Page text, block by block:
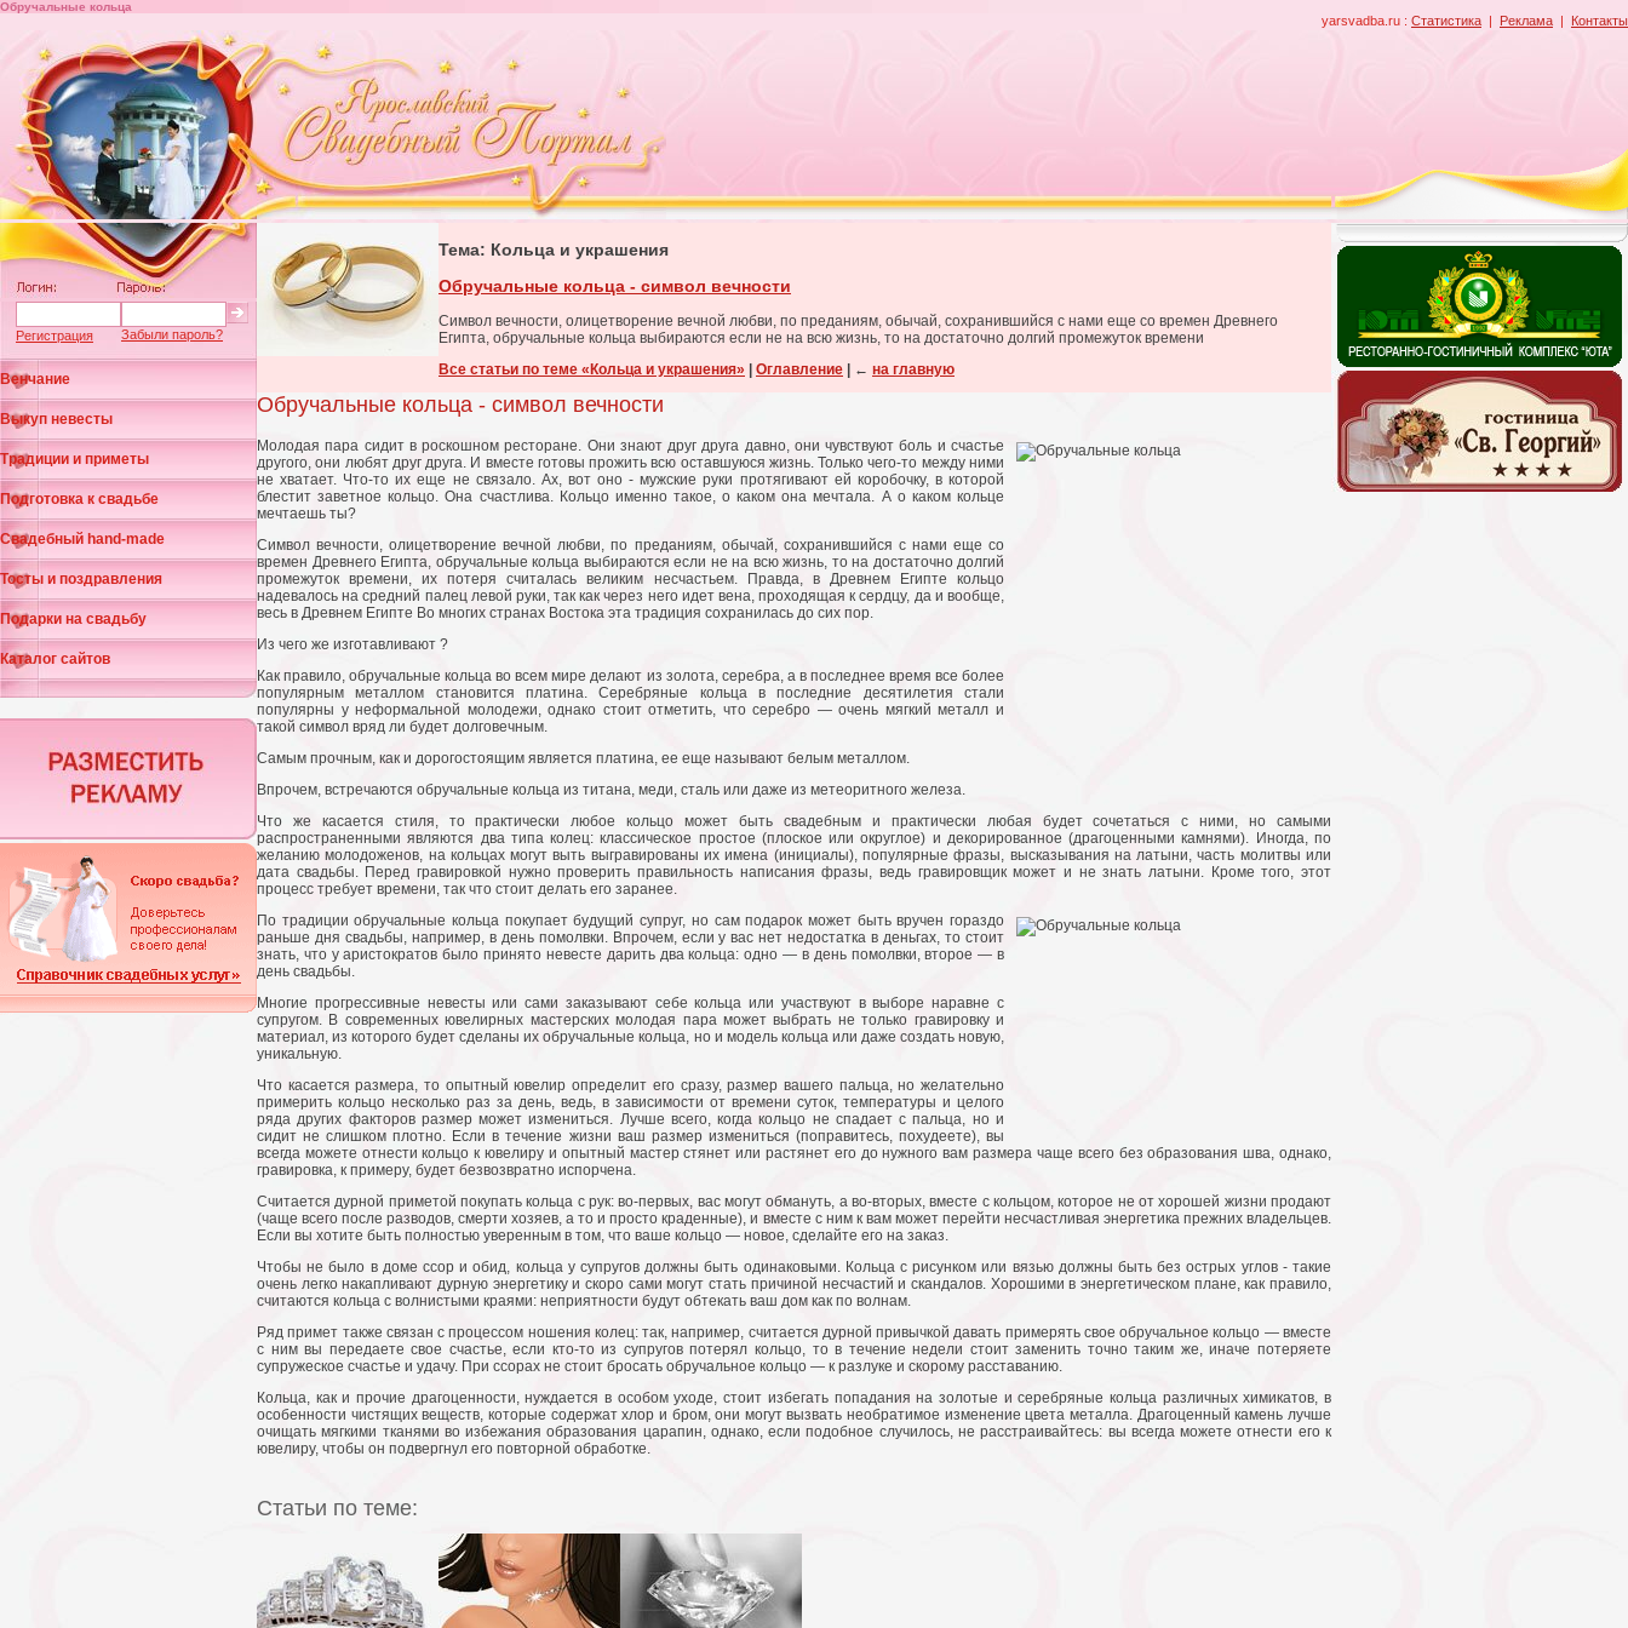
yarsvadba.ru : Статистика | Реклама | Контакты
Обручальные кольца
Регистрация Забыли пароль?
Венчание
Выкуп невесты
Традиции и приметы
Подготовка к свадьбе
Свадебный hand-made
Тосты и поздравления
Подарки на свадьбу
Каталог сайтов
Тема: Кольца и украшения
Обручальные кольца - символ вечности
Символ вечности, олицетворение вечной любви, по преданиям, обычай, сохранившийся с нами еще со времен Древнего
Египта, обручальные кольца выбираются если не на всю жизнь, то на достаточно долгий промежуток времени
Все статьи по теме «Кольца и украшения»
Оглавление ← на главную
Обручальные кольца - символ вечности
Молодая пара сидит в роскошном ресторане. Они знают друг друга давно, они чувствуют боль и счастье
другого, они любят друг друга. И вместе готовы прожить всю оставшуюся жизнь. Только чего-то между ними
не хватает. Что-то их еще не связало. Ах, вот оно - мужские руки протягивают ей коробочку, в которой
блестит заветное кольцо. Она счастлива. Кольцо именно такое, о каком она мечтала. А о каком кольце
мечтаешь ты?
Символ вечности, олицетворение вечной любви, по преданиям, обычай, сохранившийся с нами еще со
времен Древнего Египта, обручальные кольца выбираются если не на всю жизнь, то на достаточно долгий
промежуток времени, их потеря считалась великим несчастьем. Правда, в Древнем Египте кольцо
надевалось на средний палец левой руки, так как через него идет вена, проходящая к сердцу, да и вообще,
весь в Древнем Египте Во многих странах Востока эта традиция сохранилась до сих пор.
Из чего же изготавливают ?
Как правило, обручальные кольца во всем мире делают из золота, серебра, а в последнее время все более
популярным металлом становится платина. Серебряные кольца в последние десятилетия стали
популярны у неформальной молодежи, однако стоит отметить, что серебро — очень мягкий металл и
такой символ вряд ли будет долговечным.
Самым прочным, как и дорогостоящим является платина, ее еще называют белым металлом.
Впрочем, встречаются обручальные кольца из титана, меди, сталь или даже из метеоритного железа.
Что же касается стиля, то практически любое кольцо может быть свадебным и практически любая будет сочетаться с ними, но самыми
распространенными являются два типа колец: классическое простое (плоское или округлое) и декорированное (драгоценными камнями). Иногда, по
желанию молодоженов, на кольцах могут выть выгравированы их имена (инициалы), популярные фразы, высказывания на латыни, часть молитвы или
дата свадьбы. Перед гравировкой нужно проверить правильность написания фразы, ведь гравировщик может и не знать латыни. Кроме того, этот
процесс требует времени, так что стоит делать его заранее.
По традиции обручальные кольца покупает будущий супруг, но сам подарок может быть вручен гораздо
раньше дня свадьбы, например, в день помолвки. Впрочем, если у вас нет недостатка в деньгах, то стоит
знать, что у аристократов было принято невесте дарить два кольца: одно — в день помолвки, второе — в
день свадьбы.
Многие прогрессивные невесты или сами заказывают себе кольца или участвуют в выборе наравне с
супругом. В современных ювелирных мастерских молодая пара может выбрать не только гравировку и
материал, из которого будет сделаны их обручальные кольца, но и модель кольца или даже создать новую,
уникальную.
Что касается размера, то опытный ювелир определит его сразу, размер вашего пальца, но желательно
примерить кольцо несколько раз за день, ведь, в зависимости от времени суток, температуры и целого
ряда других факторов размер может измениться. Лучше всего, когда кольцо не спадает с пальца, но и
сидит не слишком плотно. Если в течение жизни ваш размер измениться (поправитесь, похудеете), вы
всегда можете отнести кольцо к ювелиру и опытный мастер стянет или растянет его до нужного вам размера чаще всего без образования шва, однако,
гравировка, к примеру, будет безвозвратно испорчена.
Считается дурной приметой покупать кольца с рук: во-первых, вас могут обмануть, а во-вторых, вместе с кольцом, которое не от хорошей жизни продают
(чаще всего после разводов, смерти хозяев, а то и просто краденные), и вместе с ним к вам может перейти несчастливая энергетика прежних владельцев.
Если вы хотите быть полностью уверенным в том, что ваше кольцо — новое, сделайте его на заказ.
Чтобы не было в доме ссор и обид, кольца у супругов должны быть одинаковыми. Кольца с рисунком или вязью должны быть без острых углов - такие
очень легко накапливают дурную энергетику и скоро сами могут стать причиной несчастий и скандалов. Хорошими в энергетическом плане, как правило,
считаются кольца с волнистыми краями: неприятности будут обтекать ваш дом как по волнам.
Ряд примет также связан с процессом ношения колец: так, например, считается дурной привычкой давать примерять свое обручальное кольцо — вместе
с ним вы передаете свое счастье, если кто-то из супругов потерял кольцо, то в течение недели стоит заменить точно таким же, иначе потеряете
супружеское счастье и удачу. При ссорах не стоит бросать обручальное кольцо — к разлуке и скорому расставанию.
Кольца, как и прочие драгоценности, нуждается в особом уходе, стоит избегать попадания на золотые и серебряные кольца различных химикатов, в
особенности чистящих веществ, которые содержат хлор и бром, они могут вызвать необратимое изменение цвета металла. Драгоценный камень лучше
очищать мягкими тканями во избежания образования царапин, однако, если подобное случилось, не расстраивайтесь: вы всегда можете отнести его к
ювелиру, чтобы он подвергнул его повторной обработке.
Статьи по теме: